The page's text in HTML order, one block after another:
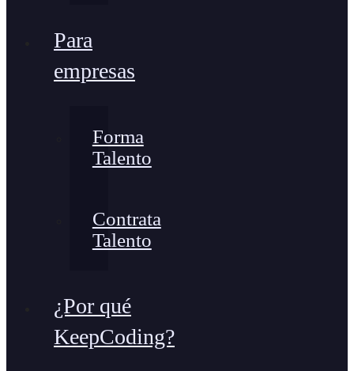
Para
empresas
Forma
Talento
Contrata
Talento
¿Por qué
KeepCoding?